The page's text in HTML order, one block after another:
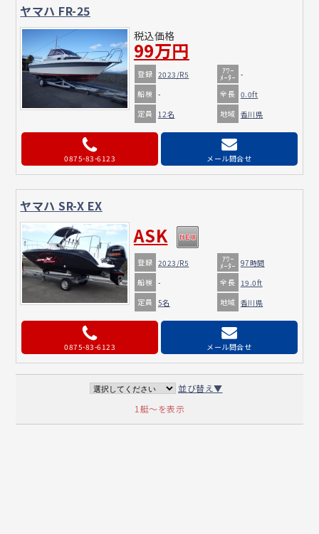
ヤマハ FR-25
税込価格
99万円
登録 2023/R5 ｱﾜｰ
ﾒｰﾀｰ -
船検 - 全長 0.0ft
定員 12名 地域 香川県
0875-83-6123 メール問合せ
ヤマハ SR-X EX
ASK
登録 2023/R5 ｱﾜｰ
ﾒｰﾀｰ 97時間
船検 - 全長 19.0ft
定員 5名 地域 香川県
0875-83-6123 メール問合せ
並び替え▼
1艇～を表示